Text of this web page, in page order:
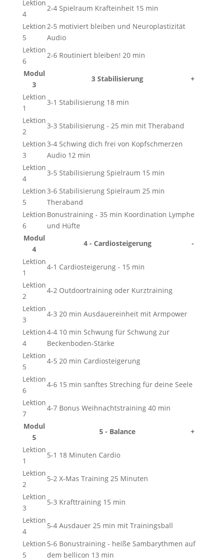
Lektion
4
2-4 Spielraum Krafteinheit 15 min
Lektion
5
2-5 motiviert bleiben und Neuroplastizität
Audio
Lektion
6
2-6 Routiniert bleiben! 20 min
Modul
3
3 Stabilisierung
+
Lektion
1
3-1 Stabilisierung 18 min
Lektion
2
3-3 Stabilisierung - 25 min mit Theraband
Lektion
3
3-4 Schwing dich frei von Kopfschmerzen
Audio 12 min
Lektion
4
3-5 Stabilisierung Spielraum 15 min
Lektion
5
3-6 Stabilisierung Spielraum 25 min
Theraband
Lektion
6
Bonustraining - 35 min Koordination Lymphe
und Hüfte
Modul
4
4 - Cardiosteigerung
-
Lektion
1
4-1 Cardiosteigerung - 15 min
Lektion
2
4-2 Outdoortraining oder Kurztraining
Lektion
3
4-3 20 min Ausdauereinheit mit Armpower
Lektion
4
4-4 10 min Schwung für Schwung zur
Beckenboden-Stärke
Lektion
5
4-5 20 min Cardiosteigerung
Lektion
6
4-6 15 min sanftes Streching für deine Seele
Lektion
7
4-7 Bonus Weihnachtstraining 40 min
Modul
5
5 - Balance
+
Lektion
1
5-1 18 Minuten Cardio
Lektion
2
5-2 X-Mas Training 25 Minuten
Lektion
3
5-3 Krafttraining 15 min
Lektion
4
5-4 Ausdauer 25 min mit Trainingsball
Lektion
5
5-6 Bonustraining - heiße Sambarythmen auf
dem bellicon 13 min